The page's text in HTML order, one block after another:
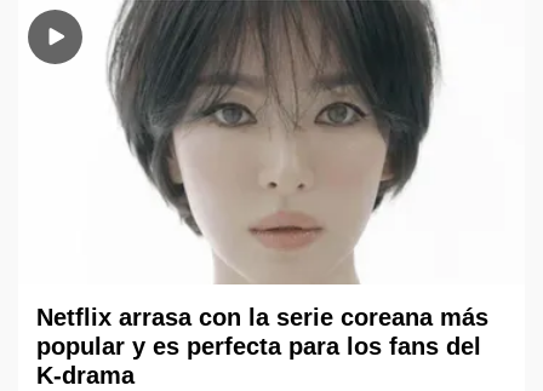
Netflix arrasa con la serie coreana más
popular y es perfecta para los fans del
K-drama